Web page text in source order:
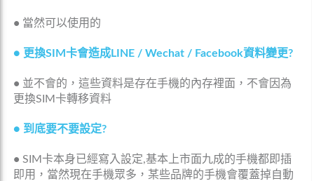
• 當然可以使用的
● 更換SIM卡會造成LINE / Wechat / Facebook資料變更?
• 並不會的，這些資料是存在手機的內存裡面，不會因為
更換SIM卡轉移資料
● 到底要不要設定?
• SIM卡本身已經寫入設定,基本上市面九成的手機都即插
即用，當然現在手機眾多，某些品牌的手機會覆蓋掉自動